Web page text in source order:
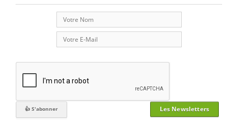
Les Newsletters